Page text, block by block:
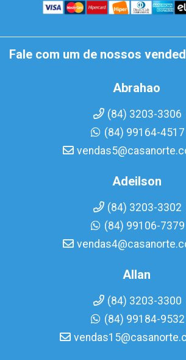
Fale com um de nossos
Abrahao
(84) 3203-3306
(84) 99164-4517
Adeilson
(84) 3203-3302
(84) 99106-7379
Allan
(84) 3203-3300
(84) 99184-9532